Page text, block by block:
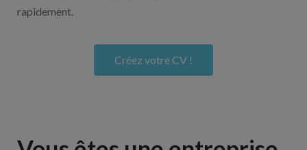
rapidement.
Créez votre CV !